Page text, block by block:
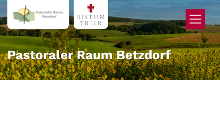
Zum Inhalt springen
Pastoraler Raum Betzdorf